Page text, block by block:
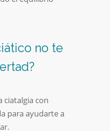
no te
ciatalgia con
para ayudarte a